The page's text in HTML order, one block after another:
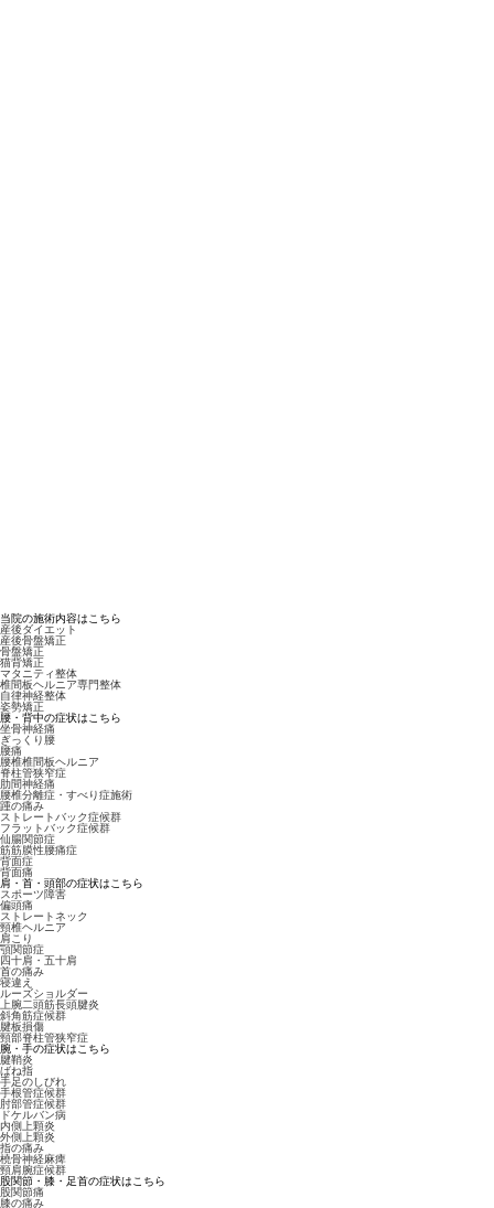
当院の施術内容はこちら
産後ダイエット
産後骨盤矯正
骨盤矯正
猫背矯正
マタニティ整体
椎間板ヘルニア専門整体
自律神経整体
姿勢矯正
腰・背中の症状はこちら
坐骨神経痛
ぎっくり腰
腰痛
腰椎椎間板ヘルニア
脊柱管狭窄症
肋間神経痛
腰椎分離症・すべり症施術
踵の痛み
ストレートバック症候群
フラットバック症候群
仙腸関節症
筋筋膜性腰痛症
背面症
背面痛
肩・首・頭部の症状はこちら
スポーツ障害
偏頭痛
ストレートネック
頸椎ヘルニア
肩こり
顎関節症
四十肩・五十肩
首の痛み
寝違え
ルーズショルダー
上腕二頭筋長頭腱炎
斜角筋症候群
腱板損傷
頸部脊柱管狭窄症
腕・手の症状はこちら
腱鞘炎
ばね指
手足のしびれ
手根管症候群
肘部管症候群
ドケルバン病
内側上顆炎
外側上顆炎
指の痛み
橈骨神経麻痺
頸肩腕症候群
股関節・膝・足首の症状はこちら
股関節痛
膝の痛み